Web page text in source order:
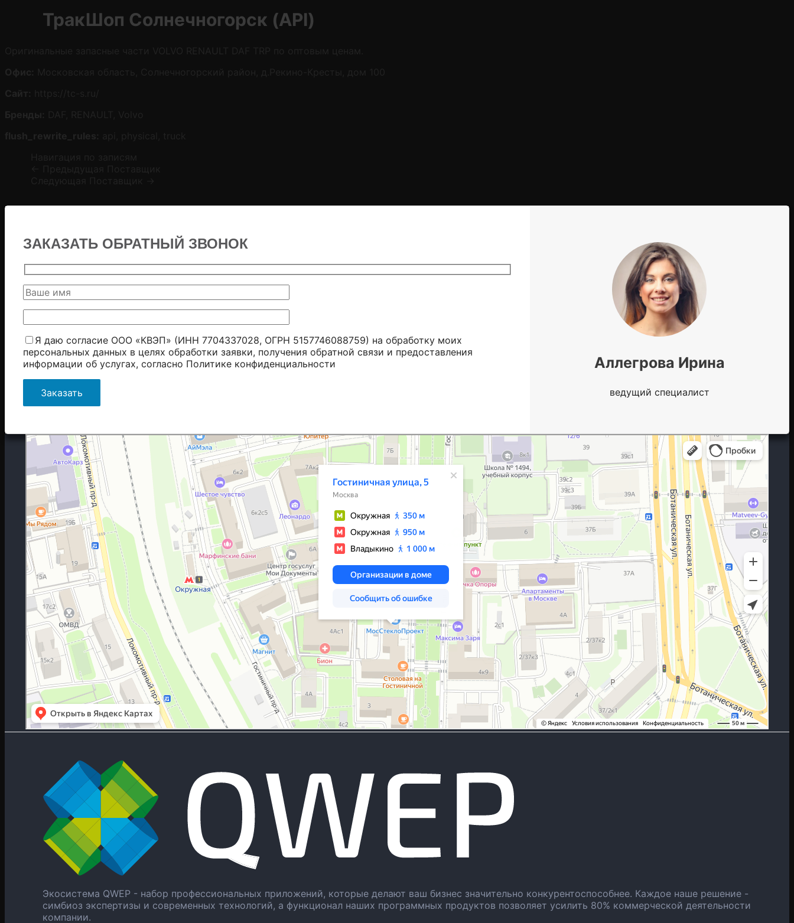
ТракШоп Солнечногорск (API)
ЗАКАЗАТЬ ОБРАТНЫЙ ЗВОНОК
Я даю согласие ООО «КВЭП» (ИНН 7704337028, ОГРН 5157746088759) на обработку моих
персональных данных в целях обработки заявки, получения обратной связи и предоставления
информации об услугах, согласно Политике конфиденциальности Аллегрова Ирина
ведущий специалист
Москва
Гостиничная улица, 5 — Яндекс.Карты
Экосистема QWEP - набор профессиональных приложений, которые делают ваш бизнес значительно конкурентоспособнее. Каждое наше решение -
симбиоз экспертизы и современных технологий, а функционал наших программных продуктов позволяет усилить 80% коммерческой деятельности
компании.